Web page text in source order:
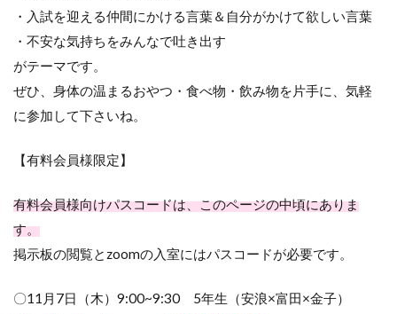
・入試を迎える仲間にかける言葉＆自分がかけて欲しい言葉
・不安な気持ちをみんなで吐き出す
がテーマです。
ぜひ、身体の温まるおやつ・食べ物・飲み物を片手に、気軽
に参加して下さいね。
【有料会員様限定】
有料会員様向けパスコードは、このページの中頃にありま
す。
掲示板の閲覧とzoomの入室にはパスコードが必要です。
〇11月7日（木）9:00~9:30 5年生（安浪×富田×金子）